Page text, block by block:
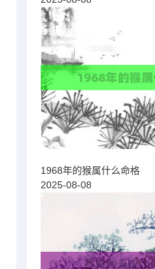
1968年的猴属什么命格
2025-08-08